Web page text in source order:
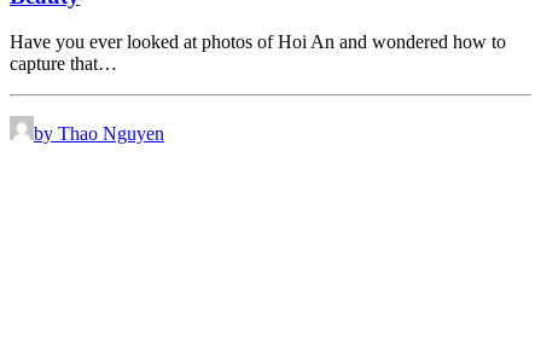
Have you ever looked at photos of Hoi An and wondered how to
capture that…
by Thao Nguyen